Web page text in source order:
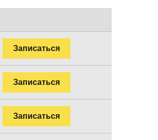
Записаться
Записаться
Записаться